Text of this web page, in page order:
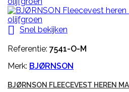

Snel bekijken
Referentie: 7541-O-M
Merk: BJØRNSON
BJØRNSON FLEECEVEST HEREN